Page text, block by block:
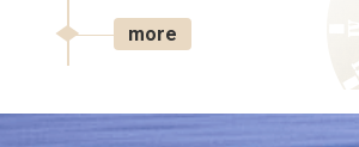
more